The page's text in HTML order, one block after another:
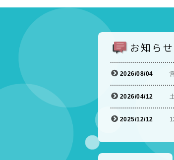
お知らせ
2026/08/04
2026/04/12
2025/12/12